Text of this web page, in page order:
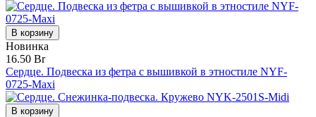
В корзину
Новинка
16.50 Br
Сердце. Подвеска из фетра с вышивкой в этностиле NYF-
0725-Maxi
В корзину